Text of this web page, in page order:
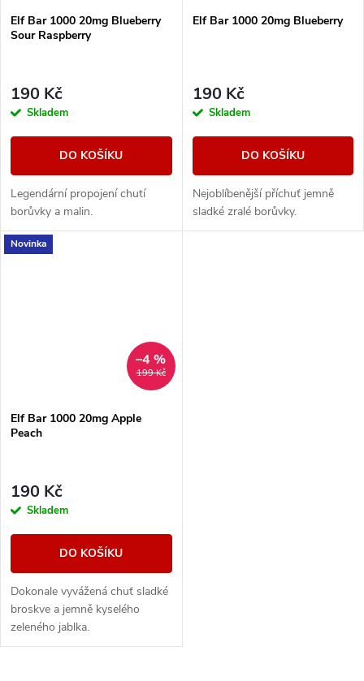
Elf Bar 1000 20mg Blueberry
Sour Raspberry
190 Kč
Skladem
DO KOŠÍKU
Legendární propojení chutí
borůvky a malin.
Elf Bar 1000 20mg Blueberry
190 Kč
Skladem
DO KOŠÍKU
Nejoblíbenější příchuť jemně
sladké zralé borůvky.
Novinka
199 Kč
–4 %
Elf Bar 1000 20mg Apple
Peach
190 Kč
Skladem
DO KOŠÍKU
Dokonale vyvážená chuť sladké
broskve a jemně kyselého
zeleného jablka.